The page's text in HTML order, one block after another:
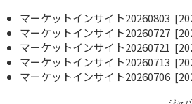
マーケットインサイト20260803
マーケットインサイト20260727
マーケットインサイト20260721
マーケットインサイト20260713
マーケットインサイト20260706